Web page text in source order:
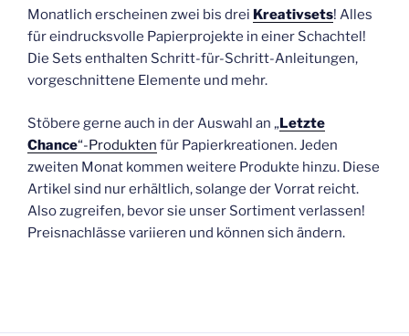
Monatlich erscheinen zwei bis drei Kreativsets! Alles
für eindrucksvolle Papierprojekte in einer Schachtel!
Die Sets enthalten Schritt-für-Schritt-Anleitungen,
vorgeschnittene Elemente und mehr.
Stöbere gerne auch in der Auswahl an „Letzte
Chance“-Produkten für Papierkreationen. Jeden
zweiten Monat kommen weitere Produkte hinzu. Diese
Artikel sind nur erhältlich, solange der Vorrat reicht.
Also zugreifen, bevor sie unser Sortiment verlassen!
Preisnachlässe variieren und können sich ändern.